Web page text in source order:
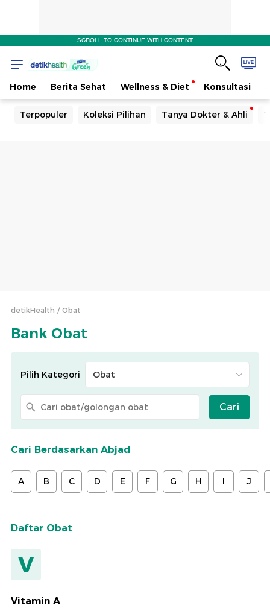
Efek
SampingSCROLL TO CONTINUE WITH CONTENT
Home Berita Sehat Wellness & Diet Konsultasi
Terpopuler Koleksi Pilihan Tanya Dokter & Ahli
detikHealth Obat
Bank Obat
Pilih Kategori
Cari
Cari Berdasarkan Abjad
A B C D E F G H I J
Daftar Obat
V
Vitamin A